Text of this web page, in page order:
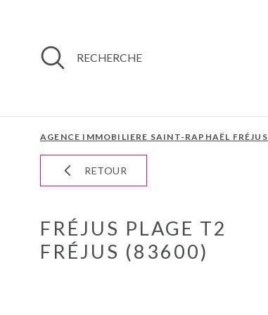
recherche
principal
RECHERCHE
AGENCE IMMOBILIERE SAINT-RAPHAËL FRÉJUS
RETOUR
FRÉJUS PLAGE T2
FRÉJUS (83600)